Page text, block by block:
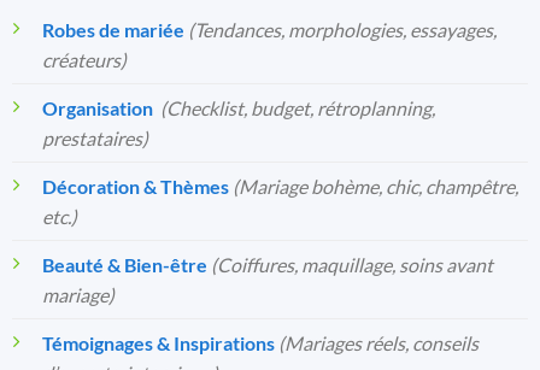
Robes de mariée (Tendances, morphologies, essayages,
créateurs)
Organisation️ (Checklist, budget, rétroplanning,
prestataires)
Décoration & Thèmes (Mariage bohème, chic, champêtre,
etc.)
Beauté & Bien-être (Coiffures, maquillage, soins avant
mariage)
Témoignages & Inspirations (Mariages réels, conseils